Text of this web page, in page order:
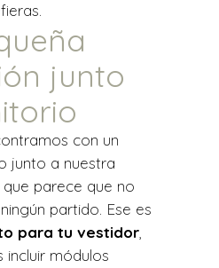
junto
con un
junto a nuestra
parece que no
partido. Ese es
para tu vestidor
incluir módulos